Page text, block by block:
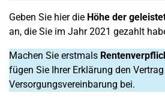
Geben Sie hier die Höhe der
an, die Sie im Jahr 2021 gezahlt
Machen Sie erstmals
fügen Sie Ihrer Erklärung den
Versorgungsvereinbarung bei.